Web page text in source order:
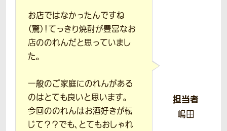
お店ではなかったんですね
（驚）！てっきり焼酎が豊富なお
店ののれんだと思っていまし
た。
一般のご家庭にのれんがある
のはとても良いと思います。
今回ののれんはお酒好きが転
じて？？でも、とてもおしゃれ
担当者
嶋田